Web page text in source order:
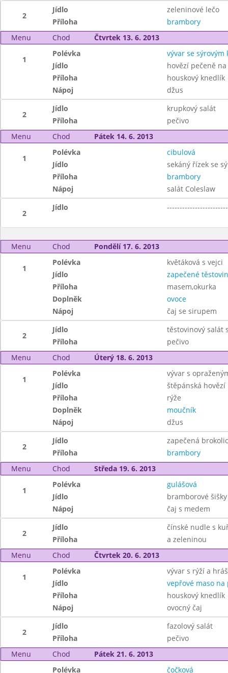
2
Jídlo
zeleninové lečo
Příloha
brambory
Menu
Chod Čtvrtek 13. 6. 2013
1
Polévka
vývar se sýrovým
Jídlo
hovězí pečeně
Příloha
houskový knedlík
Nápoj
džus
2
Jídlo
krupkový salát
Příloha
pečivo
Menu
Chod Pátek 14. 6. 2013
1
Polévka
cibulová
Jídlo
sekáný řízek se
Příloha
brambory
Nápoj
salát Coleslaw
2
Jídlo
Menu Chod Pondělí 17. 6. 2013
1
Polévka
květáková s vejci
Jídlo
zapečené
Příloha
masem,okurka
Doplněk
ovoce
Nápoj
čaj se sirupem
2
Jídlo
těstovinový salát
Příloha
pečivo
Menu
Chod Úterý 18. 6. 2013
1
Polévka
vývar s
Jídlo
štěpánská hovězí
Příloha
rýže
Doplněk
moučník
Nápoj
džus
2
Jídlo
zapečená
Příloha
brambory
Menu
Chod Středa 19. 6. 2013
1
Polévka
gulášová
Jídlo
bramborové
Nápoj
čaj s medem
2
Jídlo
čínské nudle s
Příloha
a zeleninou
Menu
Chod Čtvrtek 20. 6. 2013
1
Polévka
vývar s rýží a
Jídlo
vepřové maso na
Příloha
houskový knedlík
Nápoj
ovocný čaj
2
Jídlo
fazolový salát
Příloha
pečivo
Menu
Chod Pátek 21. 6. 2013
Polévka čočková